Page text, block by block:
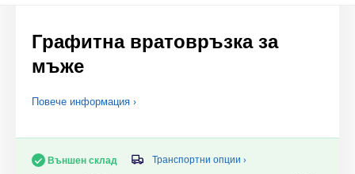
Графитна вратовръзка за
мъже
Повече информация ›
Външен склад
Транспортни опции ›